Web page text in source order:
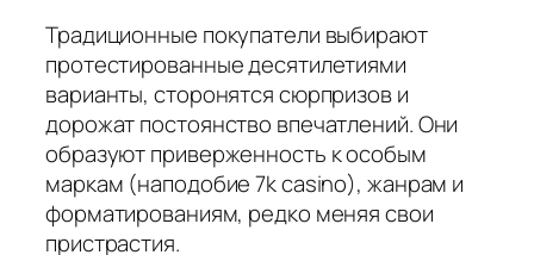
Традиционные покупатели выбирают
протестированные десятилетиями
варианты, сторонятся сюрпризов и
дорожат постоянство впечатлений. Они
образуют приверженность к особым
маркам (наподобие 7k casino), жанрам и
форматированиям, редко меняя свои
пристрастия.